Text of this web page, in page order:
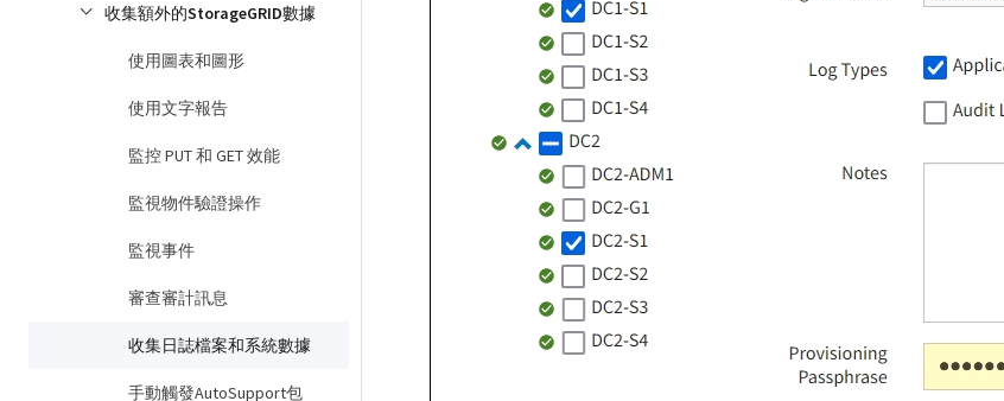
收集額外的StorageGRID數據
使用圖表和圖形
使用文字報告
監控 PUT 和 GET 效能
監視物件驗證操作
監視事件
審查審計訊息
收集日誌檔案和系統數據
手動觸發AutoSupport包